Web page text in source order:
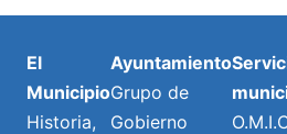
El
Municipio
Historia,
Ayuntamiento
Grupo de
Gobierno